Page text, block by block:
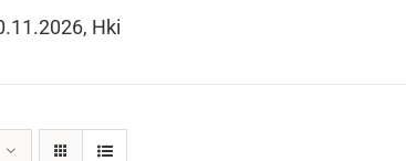
Hki